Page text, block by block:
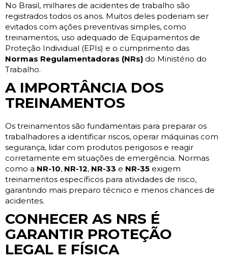
No Brasil, milhares de acidentes de trabalho são
registrados todos os anos. Muitos deles poderiam ser
evitados com ações preventivas simples, como
treinamentos, uso adequado de Equipamentos de
Proteção Individual (EPIs) e o cumprimento das
Normas Regulamentadoras (NRs) do Ministério do
Trabalho.
A IMPORTÂNCIA DOS
TREINAMENTOS
Os treinamentos são fundamentais para preparar os
trabalhadores a identificar riscos, operar máquinas com
segurança, lidar com produtos perigosos e reagir
corretamente em situações de emergência. Normas
como a NR-10, NR-12, NR-33 e NR-35 exigem
treinamentos específicos para atividades de risco,
garantindo mais preparo técnico e menos chances de
acidentes.
CONHECER AS NRS É
GARANTIR PROTEÇÃO
LEGAL E FÍSICA